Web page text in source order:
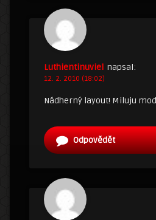
Luthientinuviel napsal:
12. 2. 2010 (18:02)
Nádherný layout! Miluju
Odpovědět